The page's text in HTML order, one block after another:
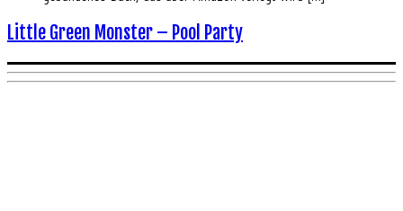
Little Green Monster – Pool Party